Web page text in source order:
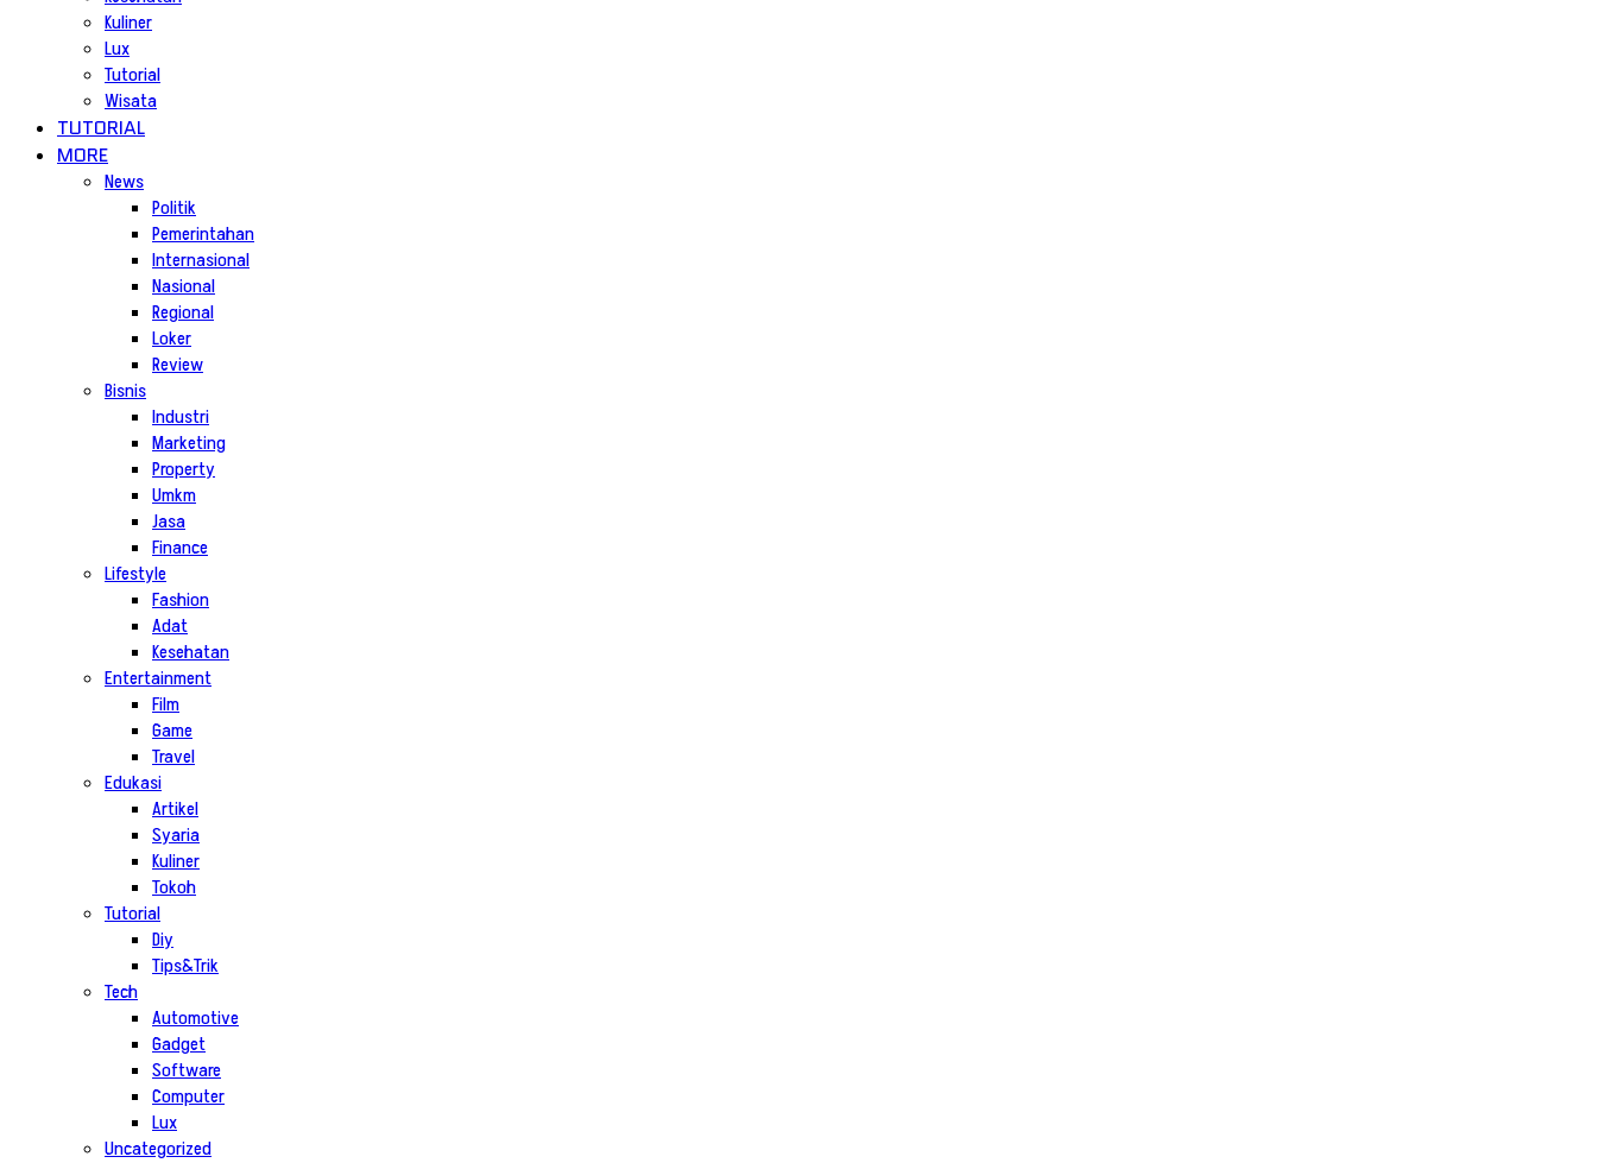
Kuliner
Lux
Tutorial
Wisata
TUTORIAL
MORE
News
Politik
Pemerintahan
Internasional
Nasional
Regional
Loker
Review
Bisnis
Industri
Marketing
Property
Umkm
Jasa
Finance
Lifestyle
Fashion
Adat
Kesehatan
Entertainment
Film
Game
Travel
Edukasi
Artikel
Syaria
Kuliner
Tokoh
Tutorial
Diy
Tips&Trik
Tech
Automotive
Gadget
Software
Computer
Lux
Uncategorized